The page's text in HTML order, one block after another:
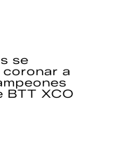
se
a
BTT XCO